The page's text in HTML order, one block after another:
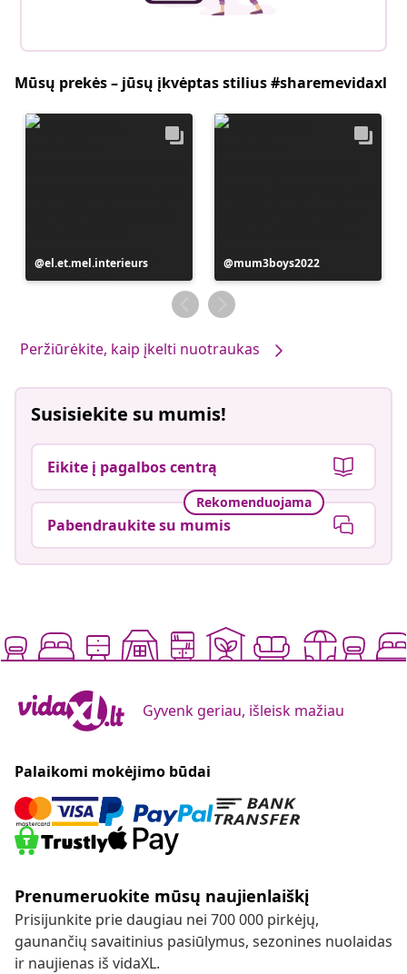
Mūsų prekės – jūsų įkvėptas stilius #sharemevidaxl
Įrašą
paskelbė
el.et.mel.interieurs
Įrašą
paskelbė
mum3boys2022
Peržiūrėkite, kaip įkelti nuotraukas
Susisiekite su mumis!
Eikite į pagalbos centrą
Rekomenduojama
Pabendraukite su mumis
Gyvenk geriau, išleisk mažiau
Palaikomi mokėjimo būdai
Prenumeruokite mūsų naujienlaiškį
Prisijunkite prie daugiau nei 700 000 pirkėjų,
gaunančių savaitinius pasiūlymus, sezonines nuolaidas
ir naujienas iš vidaXL.